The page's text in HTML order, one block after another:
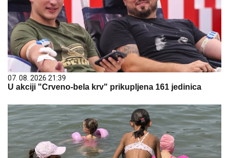
07. 08. 2026 21:39
U akciji "Crveno-bela krv" prikupljena 161 jedinica